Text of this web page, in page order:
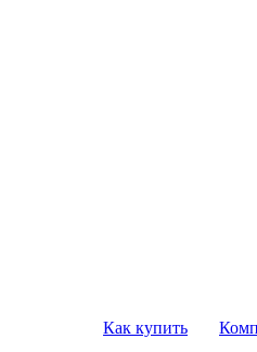
Как купить